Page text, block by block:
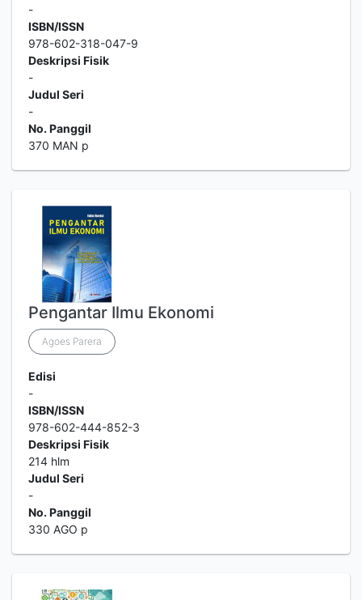
-
ISBN/ISSN
978-602-318-047-9
Deskripsi Fisik
-
Judul Seri
-
No. Panggil
370 MAN p
Pengantar Ilmu Ekonomi
Agoes Parera
Edisi
-
ISBN/ISSN
978-602-444-852-3
Deskripsi Fisik
214 hlm
Judul Seri
-
No. Panggil
330 AGO p